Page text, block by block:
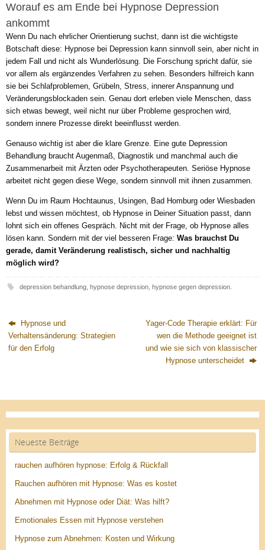
Worauf es am Ende bei Hypnose Depression
ankommt
Wenn Du nach ehrlicher Orientierung suchst, dann ist die wichtigste
Botschaft diese: Hypnose bei Depression kann sinnvoll sein, aber nicht in
jedem Fall und nicht als Wunderlösung. Die Forschung spricht dafür, sie
vor allem als ergänzendes Verfahren zu sehen. Besonders hilfreich kann
sie bei Schlafproblemen, Grübeln, Stress, innerer Anspannung und
Veränderungsblockaden sein. Genau dort erleben viele Menschen, dass
sich etwas bewegt, weil nicht nur über Probleme gesprochen wird,
sondern innere Prozesse direkt beeinflusst werden.
Genauso wichtig ist aber die klare Grenze. Eine gute Depression
Behandlung braucht Augenmaß, Diagnostik und manchmal auch die
Zusammenarbeit mit Ärzten oder Psychotherapeuten. Seriöse Hypnose
arbeitet nicht gegen diese Wege, sondern sinnvoll mit ihnen zusammen.
Wenn Du im Raum Hochtaunus, Usingen, Bad Homburg oder Wiesbaden
lebst und wissen möchtest, ob Hypnose in Deiner Situation passt, dann
lohnt sich ein offenes Gespräch. Nicht mit der Frage, ob Hypnose alles
lösen kann. Sondern mit der viel besseren Frage: Was brauchst Du
gerade, damit Veränderung realistisch, sicher und nachhaltig
möglich wird?
depression behandlung, hypnose depression, hypnose gegen depression.
Hypnose und
Verhaltensänderung: Strategien
für den Erfolg
Yager-Code Therapie erklärt: Für
wen die Methode geeignet ist
und wie sie sich von klassischer
Hypnose unterscheidet
Neueste Beiträge
rauchen aufhören hypnose: Erfolg & Rückfall
Rauchen aufhören mit Hypnose: Was es kostet
Abnehmen mit Hypnose oder Diät: Was hilft?
Emotionales Essen mit Hypnose verstehen
Hypnose zum Abnehmen: Kosten und Wirkung